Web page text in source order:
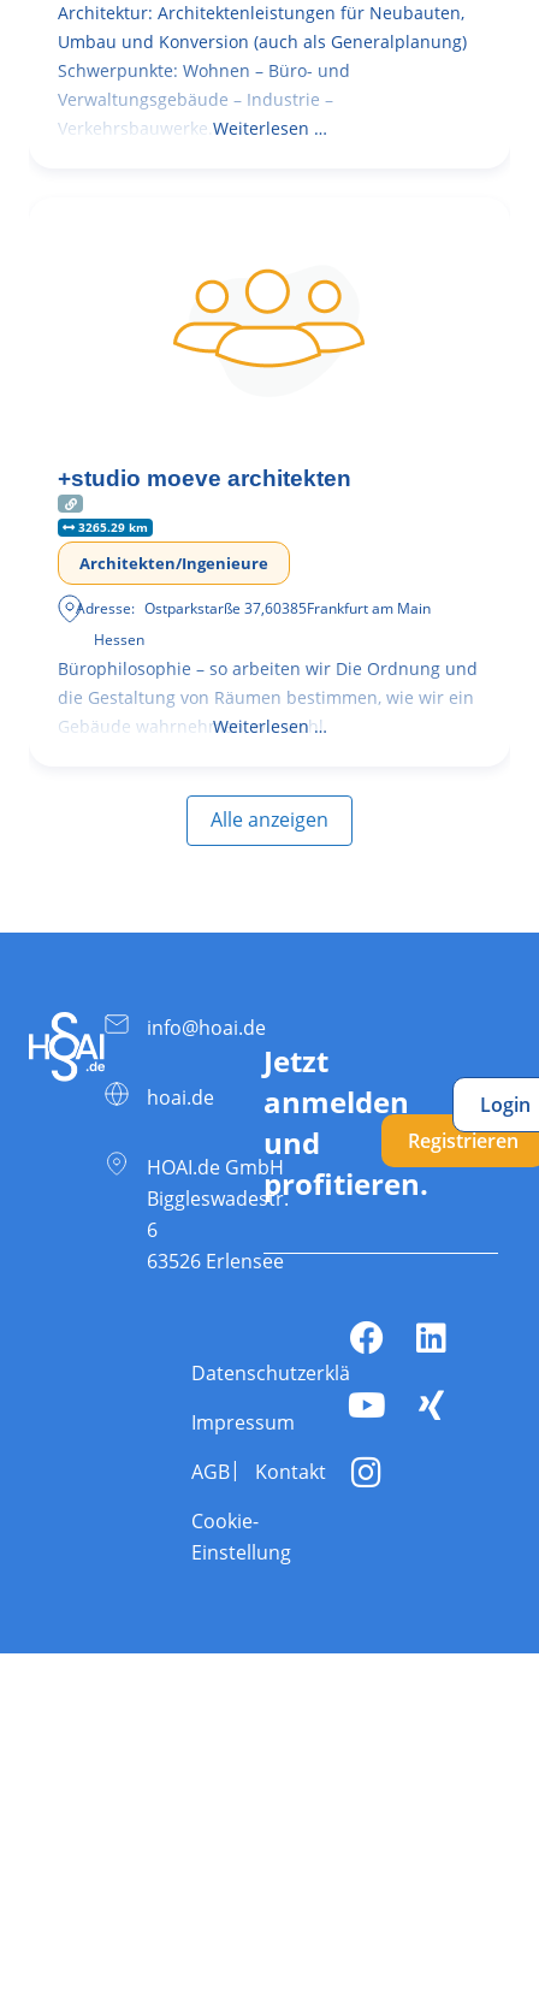
Architektur: Architektenleistungen für Neubauten,
Umbau und Konversion (auch als Generalplanung)
Schwerpunkte: Wohnen – Büro- und
Verwaltungsgebäude – Industrie –
Verkehrsbauwerke. Weiterlesen …
+studio moeve architekten
3265.29 km
Architekten/Ingenieure
Adresse: Ostparkstarße 37,60385Frankfurt am Main
Hessen
Bürophilosophie – so arbeiten wir Die Ordnung und
die Gestaltung von Räumen bestimmen, wie wir ein
Gebäude wahrnehmen, wie wohl
Weiterlesen …
Alle anzeigen
info@hoai.de
hoai.de
HOAI.de GmbH
Biggleswadestr.
6
63526 Erlensee
Jetzt
anmelden
und
profitieren.
Registrieren
Login
Datenschutzerklärung
Impressum
AGB
Kontakt
Cookie-
Einstellung